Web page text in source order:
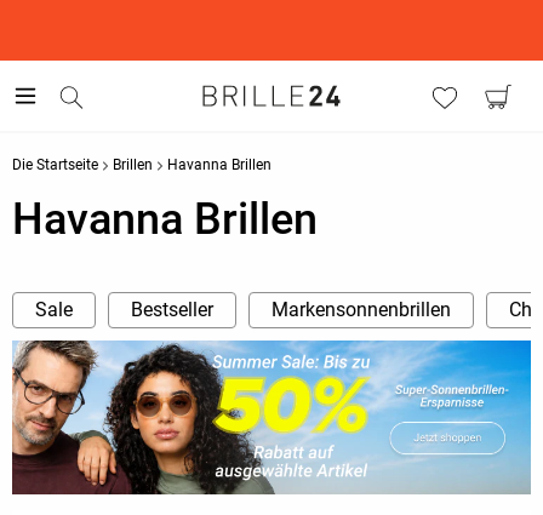
Die Startseite Brillen Havanna Brillen
Havanna Brillen
Sale Bestseller Markensonnenbrillen